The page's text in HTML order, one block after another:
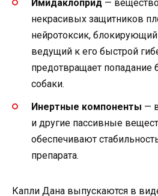
Имидаклоприд —
некрасивых защитников
нейротоксик,
ведущий к его быстрой
предотвращает попадание
собаки.
Инертные компоненты —
и другие пассивные
обеспечивают
препарата.
Капли Дана выпускаются в